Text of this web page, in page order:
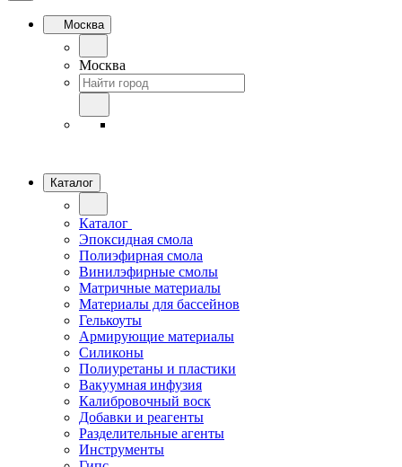
Москва
Москва
Каталог
Каталог
Эпоксидная смола
Полиэфирная смола
Винилэфирные смолы
Матричные материалы
Материалы для бассейнов
Гелькоуты
Армирующие материалы
Силиконы
Полиуретаны и пластики
Вакуумная инфузия
Калибровочный воск
Добавки и реагенты
Разделительные агенты
Инструменты